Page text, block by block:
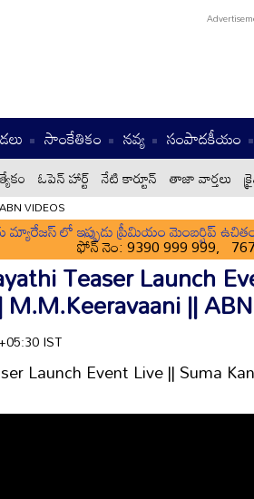
సాంకేతికం నవ్య సంపాదకీయం
ఓపెన్ హార్ట్ నేటి కార్టూన్ తాజా వార్తలు
ABN VIDEOS
మ్యారేజస్ లో ఇప్పుడు ప్రీమియం మెంబర్షిప్
ఫోన్ నెం: 9390 999 999,
Teaser Launch
||
IST
Launch Event Live || Suma